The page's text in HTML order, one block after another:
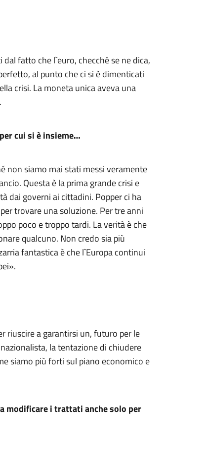
fatto che l`euro, checché se ne dica,
al punto che ci si è dimenticati
crisi. La moneta unica aveva una
cui si è insieme…
non siamo mai stati messi veramente
Questa è la prima grande crisi e
dai governi ai cittadini. Popper ci ha
trovare una soluzione. Per tre anni
poco e troppo tardi. La verità è che
qualcuno. Non credo sia più
fantastica è che l`Europa continui
riuscire a garantirsi un, futuro per le
la tentazione di chiudere
siamo più forti sul piano economico e
modificare i trattati anche solo per